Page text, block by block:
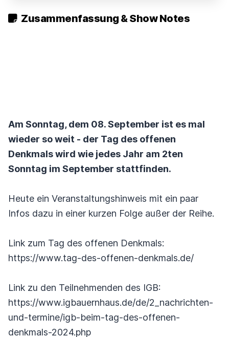
Zusammenfassung & Show Notes
Am Sonntag, dem 08. September ist es mal
wieder so weit - der Tag des offenen
Denkmals wird wie jedes Jahr am 2ten
Sonntag im September stattfinden.
Heute ein Veranstaltungshinweis mit ein paar
Infos dazu in einer kurzen Folge außer der Reihe.
Link zum Tag des offenen Denkmals:
https://www.tag-des-offenen-denkmals.de/
Link zu den Teilnehmenden des IGB:
https://www.igbauernhaus.de/de/2_nachrichten-
und-termine/igb-beim-tag-des-offenen-
denkmals-2024.php